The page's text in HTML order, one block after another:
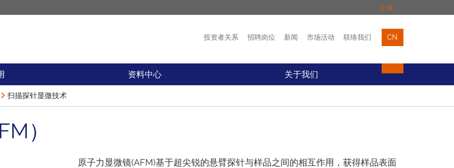
扩展
市场活动 联络我们
投资者关系 招聘岗位 新闻 市场活动 联络我们 CN
资料中心 关于我们
扫描探针显微技术
）
原子力显微镜(AFM)基于超尖锐的悬臂探针与样品之间的相互作用，获得样品表面